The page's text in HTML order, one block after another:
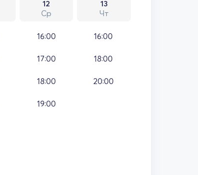
12
Ср
13
Чт
16:00
17:00
18:00
19:00
16:00
18:00
20:00